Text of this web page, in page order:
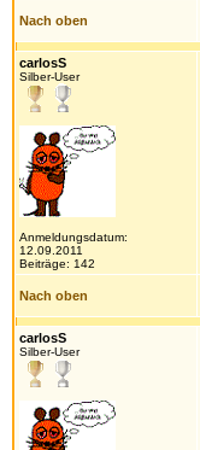
Nach oben
carlosS
Silber-User
Anmeldungsdatum:
12.09.2011
Beiträge: 142
Nach oben
carlosS
Silber-User